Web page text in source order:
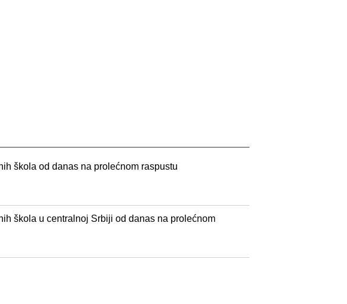
škola od danas na prolećnom raspustu
škola u centralnoj Srbiji od danas na prolećnom